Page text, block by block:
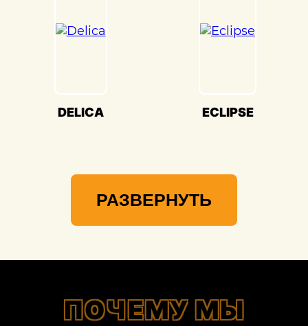
предоставлять вам возможность
DELICA ECLIPSE
РАЗВЕРНУТЬ
ПОЧЕМУ МЫ